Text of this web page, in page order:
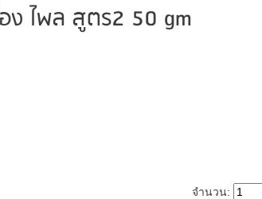
ง ไพล สูตร2 50 gm
จำนวน: